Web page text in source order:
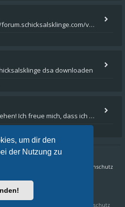
um dir den
der Nutzung zu
Probiere es mal hier: https://forum.schicksalsklinge.com/viewtopic.php?f=239&t=15661
dsa downloaden
Hallo Christian, gerne geschehen! Ich freue mich, dass ich Dir weiterhelfen konnte - und das Forum weiter "lebt". Denn
Forum Datenschutz
sindUTC+02:00
07. Aug 2026, 14:06
Datenschutz